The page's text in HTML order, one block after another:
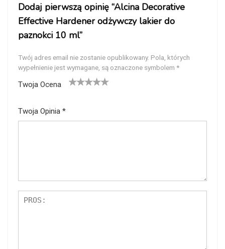
Dodaj pierwszą opinię “Alcina Decorative
Effective Hardener odżywczy lakier do
paznokci 10 ml”
Twój adres email nie zostanie opublikowany. Pola, których
wypełnienie jest wymagane, są oznaczone symbolem *
Twoja Ocena
Twoja Opinia *